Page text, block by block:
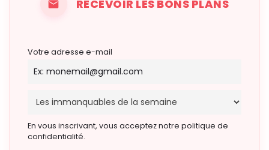
RECEVOIR LES BONS PLANS
Votre adresse e-mail
En vous inscrivant, vous acceptez notre politique de
confidentialité.